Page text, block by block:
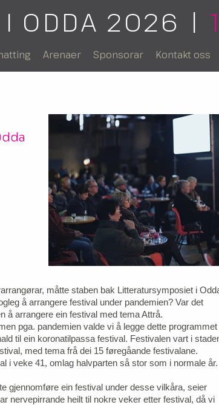
I ODDA 2026 |
Arenaer Sponsorar Kontakt oss
måtte staben bak Litteratursymposiet i
å arrangere festival under pandemien? Var det
å arrangere ein festival med tema Attrå.
pga. pandemien valde vi å legge dette programmet
til ein koronatilpassa festival. Festivalen vart i
med tema frå dei 15 føregåande festivalane.
i veke 41, omlag halvparten så stor som i normale år.
gjennomføre ein festival under desse vilkåra, seier
nervepirrande heilt til nokre veker etter festival, då vi